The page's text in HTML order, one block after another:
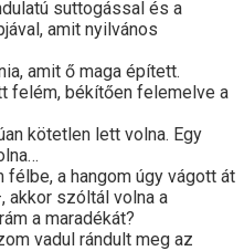
suttogással és a
amit nyilvános
amit ő maga épített.
felém, békítően felemelve a
kötetlen lett volna. Egy
a hangom úgy vágott át
akkor szóltál volna a
a maradékát?
vadul rándult meg az